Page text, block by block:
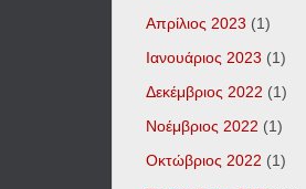
Απρίλιος 2023 (1)
Ιανουάριος 2023 (1)
Δεκέμβριος 2022 (1)
Νοέμβριος 2022 (1)
Οκτώβριος 2022 (1)